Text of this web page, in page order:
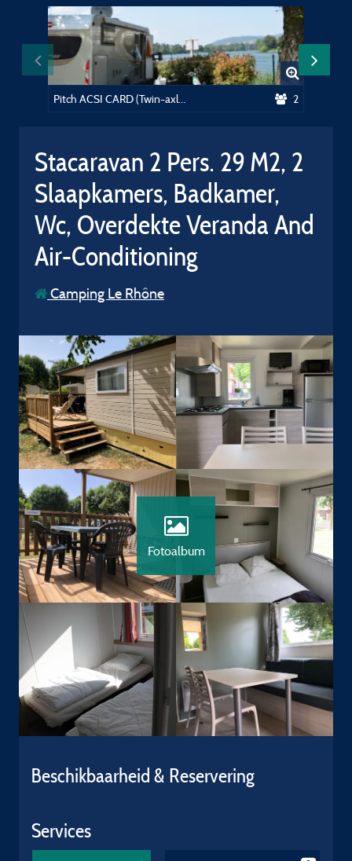
2
Stacaravan 2 Pers. 29 M2, 2
Slaapkamers, Badkamer,
Wc, Overdekte Veranda And
Air-Conditioning
Camping Le Rhône
Fotoalbum
Beschikbaarheid & Reservering
Services